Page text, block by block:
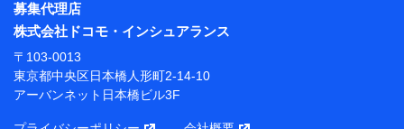
【利用目的】
当社または株式会社NTTドコモ・フィナンシャルグルー
プが提供する保険関連サービスにおけるユーザー登録受
付および管理のため
当社または株式会社NTTドコモ・フィナンシャルグルー
募集代理店
株式会社ドコモ・インシュアランス
〒103-0013
東京都中央区日本橋人形町2-14-10
アーバンネット日本橋ビル3F